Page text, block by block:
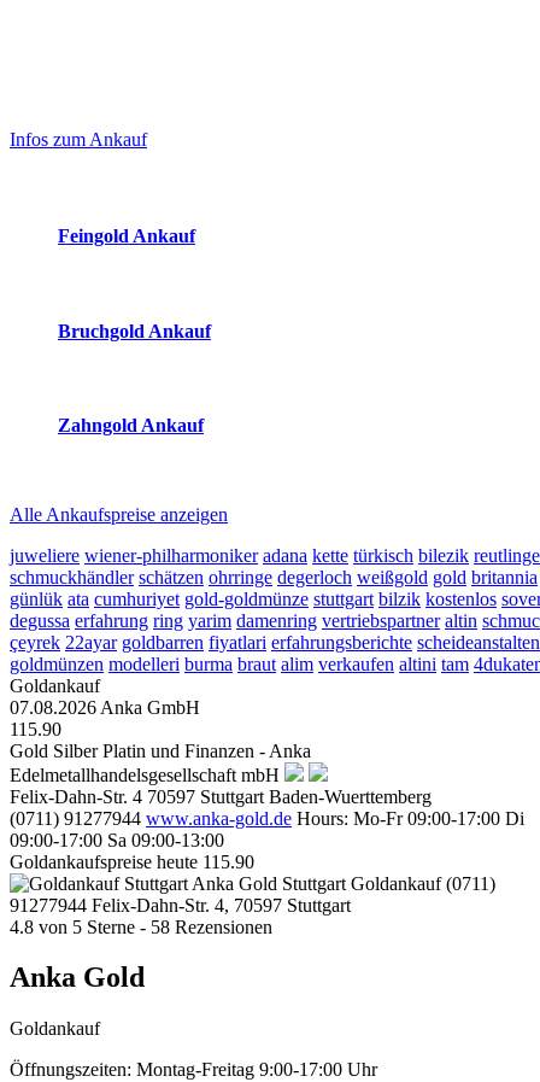
Sidebar
Infos zum Ankauf
Feingold Ankauf
Bruchgold Ankauf
Zahngold Ankauf
Alle Ankaufspreise anzeigen
juweliere wiener-philharmoniker adana kette türkisch bilezik
schmuckhändler schätzen ohrringe degerloch weißgold gold britannia
günlük ata cumhuriyet gold-goldmünze stuttgart bilzik kostenlos
degussa erfahrung ring yarim damenring vertriebspartner altin
çeyrek 22ayar goldbarren fiyatlari erfahrungsberichte scheideanstalten
goldmünzen modelleri burma braut alim verkaufen altini tam
Goldankauf
07.08.2026 Anka GmbH
115.90
Gold Silber Platin und Finanzen - Anka
Edelmetallhandelsgesellschaft mbH
Felix-Dahn-Str. 4 70597 Stuttgart Baden-Wuerttemberg
(0711) 91277944 www.anka-gold.de Hours: Mo-Fr 09:00-17:00 Di
09:00-17:00 Sa 09:00-13:00
Goldankaufspreise heute 115.90
Anka Gold Stuttgart Goldankauf (0711)
91277944 Felix-Dahn-Str. 4, 70597 Stuttgart
4.8 von 5 Sterne - 58 Rezensionen
Anka Gold
Goldankauf
Öffnungszeiten: Montag-Freitag 9:00-17:00 Uhr